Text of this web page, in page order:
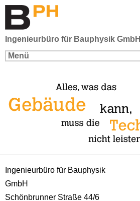
Ingenieurbüro für Bauphysik GmbH
Menü
Ingenieurbüro für Bauphysik
GmbH
Schönbrunner Straße 44/6